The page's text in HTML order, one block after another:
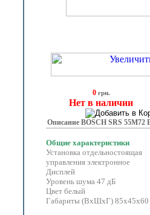
0грн.
Нет в наличии
Описание BOSCH SRS 55M72
Общие характеристики
Установка
управления электронное
Дисплей
Уровень шума 47 дБ
Цвет белый
Габариты (ВхШхГ) 85х45х60